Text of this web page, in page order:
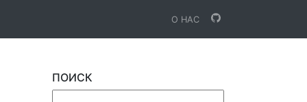
О НАС
ПОИСК